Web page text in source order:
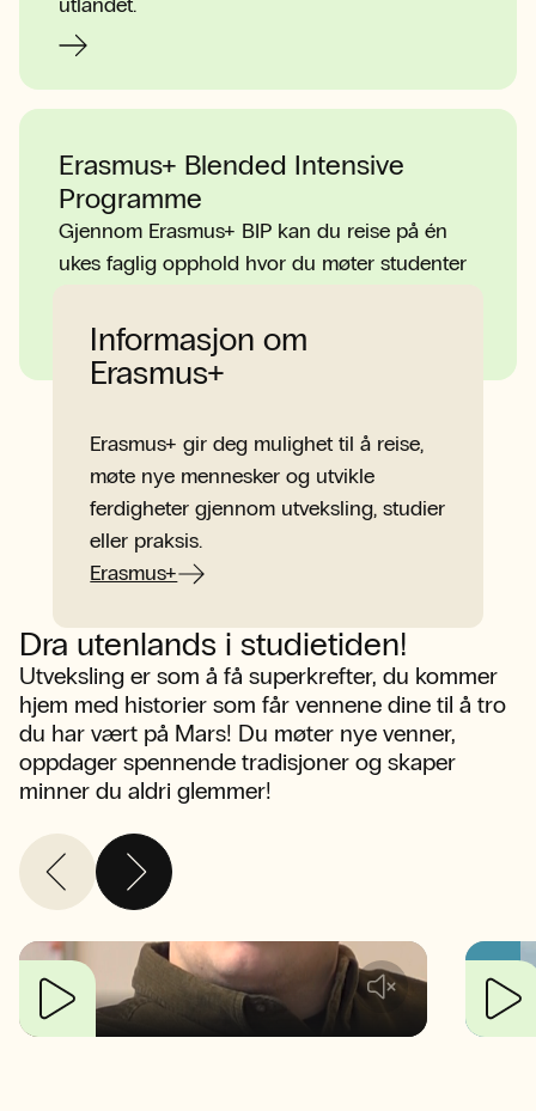
Erasmus+ Blended Intensive
Programme
Gjennom Erasmus+ BIP kan du reise på én
ukes faglig opphold hvor du møter studenter
Informasjon om
Erasmus+
Erasmus+ gir deg mulighet til å reise,
møte nye mennesker og utvikle
ferdigheter gjennom utveksling, studier
eller praksis.
Erasmus+
Dra utenlands i studietiden!
Utveksling er som å få superkrefter, du kommer
hjem med historier som får vennene dine til å tro
du har vært på Mars! Du møter nye venner,
oppdager spennende tradisjoner og skaper
minner du aldri glemmer!